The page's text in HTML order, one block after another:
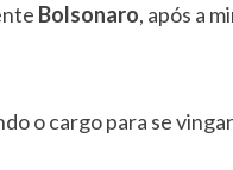
Bolsonaro, após a
o cargo para se